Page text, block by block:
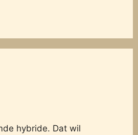
hybride. Dat wil